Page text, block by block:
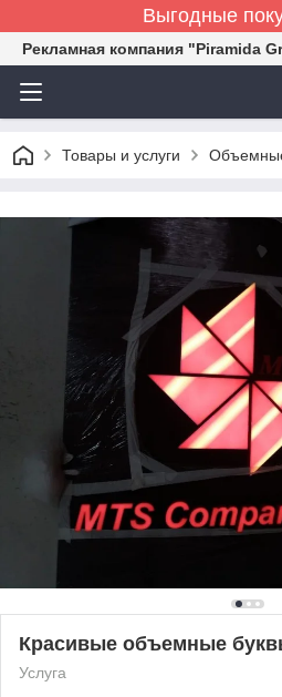
Выгодные
Рекламная компания "Piramida
Товары и услуги
Красивые объемные
Услуга